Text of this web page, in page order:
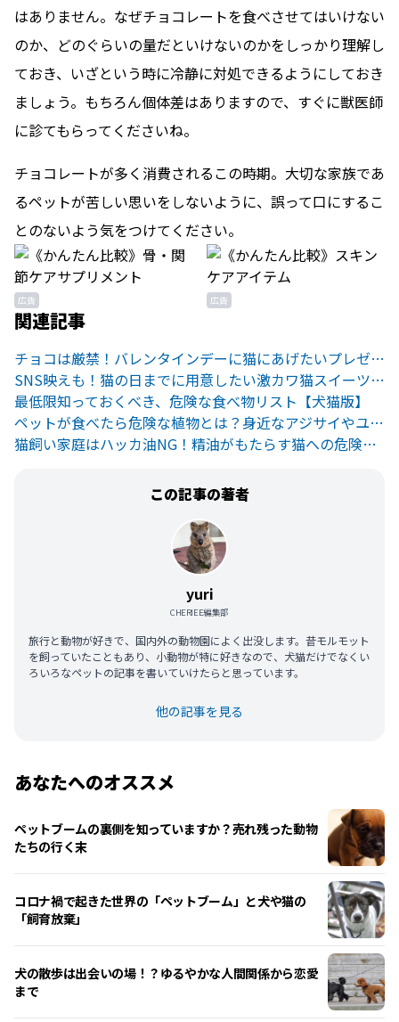
はありません。なぜチョコレートを食べさせてはいけない
のか、どのぐらいの量だといけないのかをしっかり理解し
ておき、いざという時に冷静に対処できるようにしておき
ましょう。もちろん個体差はありますので、すぐに獣医師
に診てもらってくださいね。
チョコレートが多く消費されるこの時期。大切な家族であ
るペットが苦しい思いをしないように、誤って口にするこ
とのないよう気をつけてください。
広告 広告
関連記事
チョコは厳禁！バレンタインデーに猫にあげたいプレゼント集
SNS映えも！猫の日までに用意したい激カワ猫スイーツ8選
最低限知っておくべき、危険な食べ物リスト【犬猫版】
ペットが食べたら危険な植物とは？身近なアジサイやユリにも注意
猫飼い家庭はハッカ油NG！精油がもたらす猫への危険とは？
この記事の著者
yuri
CHERIEE編集部
旅行と動物が好きで、国内外の動物園によく出没します。昔モルモット
を飼っていたこともあり、小動物が特に好きなので、犬猫だけでなくい
ろいろなペットの記事を書いていけたらと思っています。
他の記事を見る
あなたへのオススメ
ペットブームの裏側を知っていますか？売れ残った動物
たちの行く末
コロナ禍で起きた世界の「ペットブーム」と犬や猫の
「飼育放棄」
犬の散歩は出会いの場！？ゆるやかな人間関係から恋愛
まで